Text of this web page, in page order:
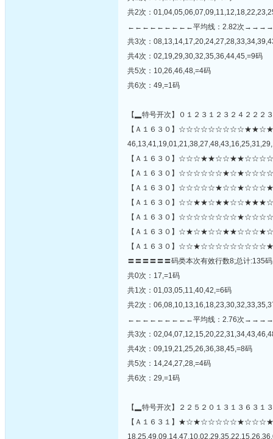
共2次：
←←←←←←←←←平均线：2.82次
共3次：
共4次：02,19,29,30,32,35,36,44,45,=9码
共5次：10,26,46,48,=4码
共6次：49,=1码
【▂特号开次】０１２３１２３２４２２２
【Ａ１６３０】
【Ａ１６３０】
【Ａ１６３０】
【Ａ１６３０】
【Ａ１６３０】
【Ａ１６３０】
【Ａ１６３０】
【Ａ１６３０】
〓〓〓〓〓〓码类本次有效行数8;总计:135
共0次：17,=1码
共1次：01,03,05,11,40,42,=6码
共2次：
←←←←←←←←←平均线：2.76次
共3次：
共4次：09,19,21,25,26,36,38,45,=8码
共5次：14,24,27,28,=4码
共6次：29,=1码
【▂特号开次】２２５２０１３１３６３１
【Ａ１６３１】